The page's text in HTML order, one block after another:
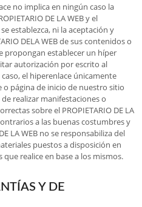
no implica en ningún caso la
DE LA WEB y el
establezca, ni la aceptación y
DELA WEB de sus contenidos o
propongan establecer un híper
autorización por escrito al
caso, el hiperenlace únicamente
o página de inicio de nuestro sitio
realizar manifestaciones o
sobre el PROPIETARIO DE LA
a las buenas costumbres y
LA WEB no se responsabiliza del
puestos a disposición en
realice en base a los mismos.
Y DE